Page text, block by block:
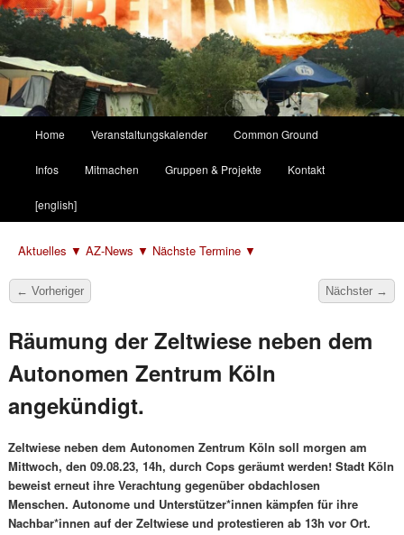
Zum
primären
Inhalt
springen
Zum
sekundären
Inhalt
springen
Home Veranstaltungskalender Common Ground
Infos Mitmachen Gruppen & Projekte Kontakt
[english]
Aktuelles ▼ AZ-News ▼ Nächste Termine ▼
Beitragsnavigation
← Vorheriger Nächster →
Räumung der Zeltwiese neben dem
Autonomen Zentrum Köln
angekündigt.
Zeltwiese neben dem Autonomen Zentrum Köln soll morgen am
Mittwoch, den 09.08.23, 14h, durch Cops geräumt werden! Stadt Köln
beweist erneut ihre Verachtung gegenüber obdachlosen
Menschen. Autonome und Unterstützer*innen kämpfen für ihre
Nachbar*innen auf der Zeltwiese und protestieren ab 13h vor Ort.